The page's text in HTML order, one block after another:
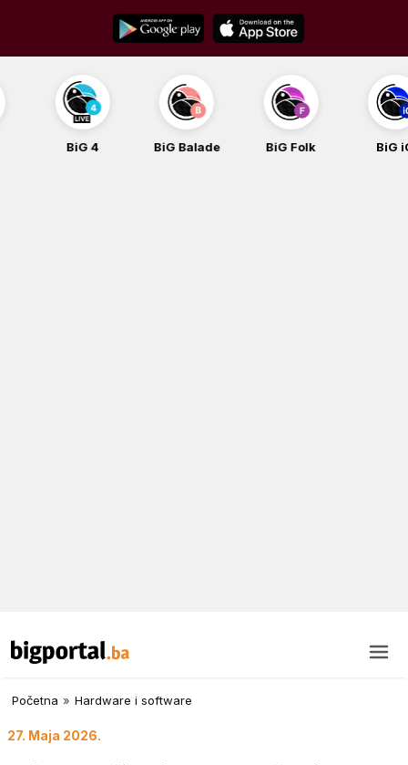
content
BiG Balade BiG Folk BiG iG
Početna » Hardware i software
27. Maja 2026.